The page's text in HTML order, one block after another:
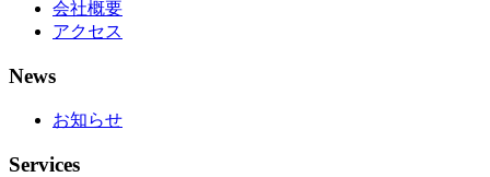
会社概要
アクセス
News
お知らせ
Services